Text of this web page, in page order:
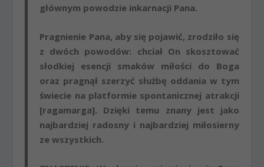
głównym powodzie inkarnacji Pana.
Pragnienie Pana, aby się pojawić, zrodziło się
z dwóch powodów: chciał On skosztować
słodkiej esencji smaków miłości do Boga
oraz pragnął szerzyć służbę oddania w tym
świecie na platformie spontanicznej atrakcji
[ragamarga]. Dzięki temu znany jest jako
najbardziej radosny i najbardziej miłosierny
ze wszystkich.